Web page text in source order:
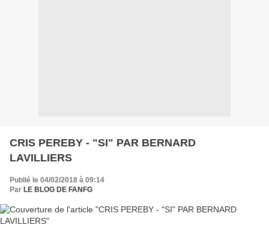
CRIS PEREBY - "SI" PAR BERNARD
LAVILLIERS
Publié le 04/02/2018 à 09:14
Par LE BLOG DE FANFG